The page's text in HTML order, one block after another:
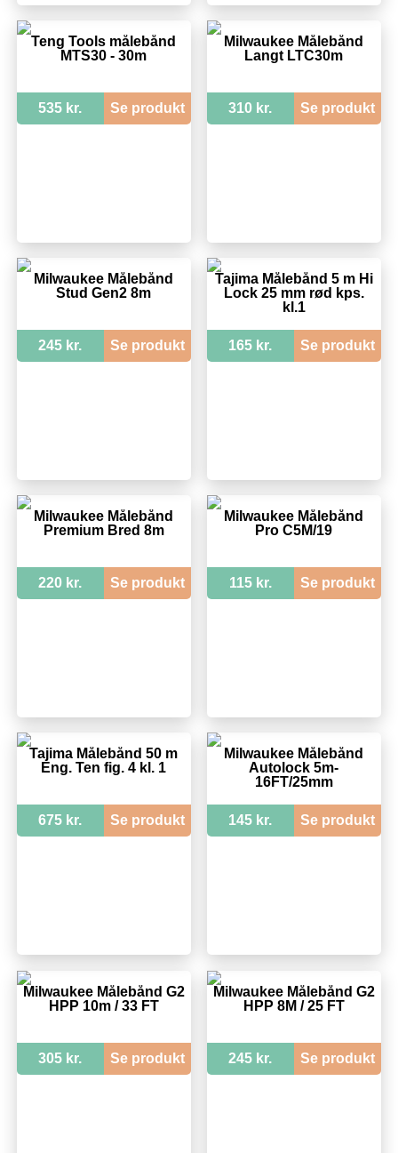
Teng Tools målebånd
MTS30 - 30m
535 kr. Se produkt
Milwaukee Målebånd
Langt LTC30m
310 kr. Se produkt
Milwaukee Målebånd
Stud Gen2 8m
245 kr. Se produkt
Tajima Målebånd 5 m Hi
Lock 25 mm rød kps.
kl.1
165 kr. Se produkt
Milwaukee Målebånd
Premium Bred 8m
220 kr. Se produkt
Milwaukee Målebånd
Pro C5M/19
115 kr. Se produkt
Tajima Målebånd 50 m
Eng. Ten fig. 4 kl. 1
675 kr. Se produkt
Milwaukee Målebånd
Autolock 5m-
16FT/25mm
145 kr. Se produkt
Milwaukee Målebånd G2
HPP 10m / 33 FT
305 kr. Se produkt
Milwaukee Målebånd G2
HPP 8M / 25 FT
245 kr. Se produkt